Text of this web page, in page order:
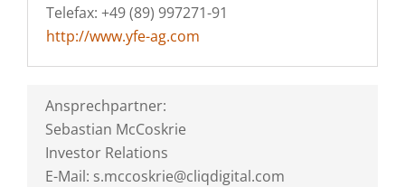
Telefax: +49 (89) 997271-91
http://www.yfe-ag.com
Ansprechpartner:
Sebastian McCoskrie
Investor Relations
E-Mail: s.mccoskrie@cliqdigital.com